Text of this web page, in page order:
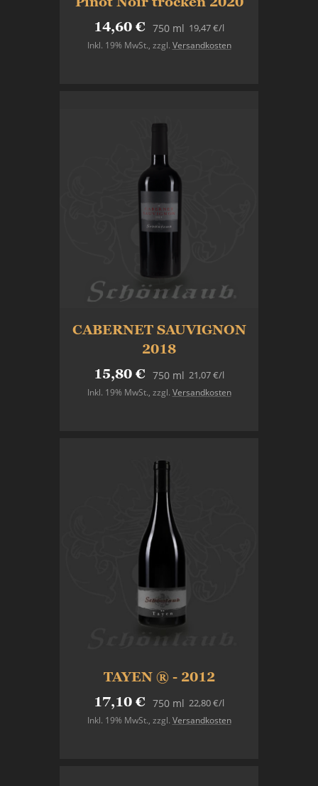
14,60 € 750 ml
Inkl. 19% MwSt., zzgl. Versandkosten
19,47 €/l
CABERNET SAUVIGNON
2018
15,80 € 750 ml
Inkl. 19% MwSt., zzgl. Versandkosten
21,07 €/l
TAYEN ® - 2012
17,10 € 750 ml
Inkl. 19% MwSt., zzgl. Versandkosten
22,80 €/l